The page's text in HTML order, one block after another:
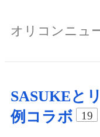
オリコンニュ
SASUKEと
例コラボ
19